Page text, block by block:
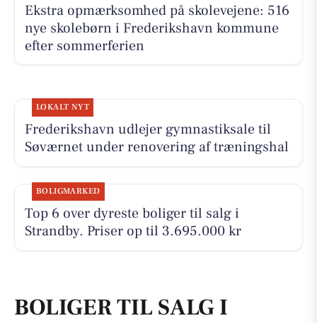
Ekstra opmærksomhed på skolevejene: 516
nye skolebørn i Frederikshavn kommune
efter sommerferien
LOKALT NYT
Frederikshavn udlejer gymnastiksale til
Søværnet under renovering af træningshal
BOLIGMARKED
Top 6 over dyreste boliger til salg i
Strandby. Priser op til 3.695.000 kr
BOLIGER TIL SALG I